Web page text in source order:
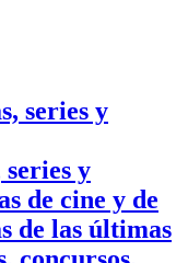
y
de cine y de
de las últimas